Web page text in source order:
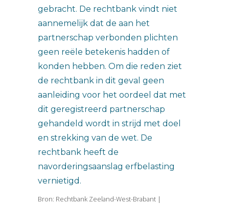
gebracht. De rechtbank vindt niet
aannemelijk dat de aan het
partnerschap verbonden plichten
geen reële betekenis hadden of
konden hebben. Om die reden ziet
de rechtbank in dit geval geen
aanleiding voor het oordeel dat met
dit geregistreerd partnerschap
gehandeld wordt in strijd met doel
en strekking van de wet. De
rechtbank heeft de
navorderingsaanslag erfbelasting
vernietigd.
Bron: Rechtbank Zeeland-West-Brabant |